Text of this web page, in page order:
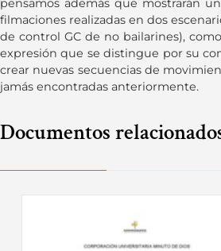
pensamos además que mostrarán
filmaciones realizadas en dos
de control GC de no bailarines),
expresión que se distingue por su
crear nuevas secuencias de
jamás encontradas anteriormente.
Documentos